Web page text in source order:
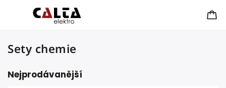
Sety chemie
Nejprodávanější